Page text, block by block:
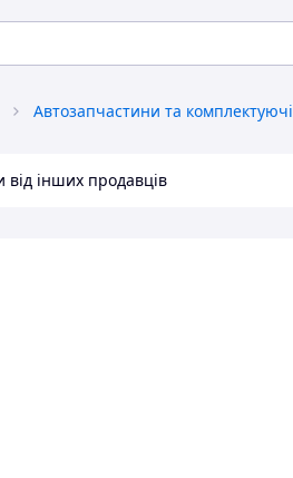
Автозапчастини та комплектуючі
інших продавців